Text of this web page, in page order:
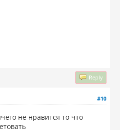
Reply
#10
не нравится то что